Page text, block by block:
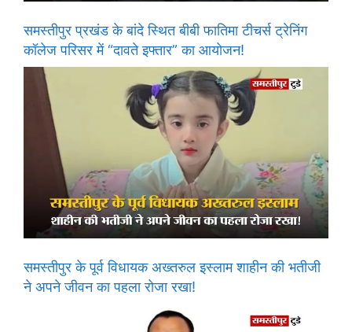
समस्तीपुर प्रखंड के बांदे स्थित बीबी फातिमा टीचर्स ट्रेनिंग
कॉलेज परिसर में “दावते इफ्तार” का आयोजन!
समस्तीपुर के पूर्व विधायक अख्तरुल इस्लाम शाहीन की भतीजी
ने अपने जीवन का पहला रोजा रखा!